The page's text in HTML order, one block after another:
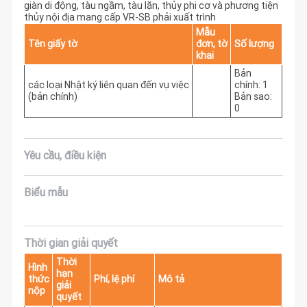
giàn di động, tàu ngầm, tàu lặn, thủy phi cơ và phương tiện
thủy nội địa mang cấp VR-SB phải xuất trình
Tên giấy tờ
Mẫu
đơn, tờ
khai
Số lượng
các loại Nhật ký liên quan đến vụ việc
(bản chính)
Bản
chính: 1
Bản sao:
0
Yêu cầu, điều kiện
Biểu mẫu
Thời gian giải quyết
Hình
thức
nộp
Thời
hạn
giải
quyết
Phí, lệ phí Mô tả